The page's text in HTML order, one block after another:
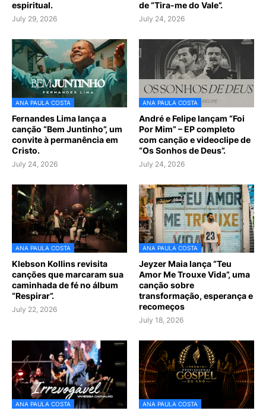
espiritual.
July 29, 2026
de “Tira-me do Vale”.
July 24, 2026
ANA PAULA COSTA
Fernandes Lima lança a
canção “Bem Juntinho”, um
convite à permanência em
Cristo.
July 24, 2026
ANA PAULA COSTA
André e Felipe lançam “Foi
Por Mim” – EP completo
com canção e videoclipe de
“Os Sonhos de Deus”.
July 24, 2026
ANA PAULA COSTA
Klebson Kollins revisita
canções que marcaram sua
caminhada de fé no álbum
“Respirar”.
July 22, 2026
ANA PAULA COSTA
Jeyzer Maia lança “Teu
Amor Me Trouxe Vida”, uma
canção sobre
transformação, esperança e
recomeços
July 18, 2026
ANA PAULA COSTA ANA PAULA COSTA